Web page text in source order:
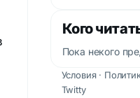
Кого
Пока некого
Условия·
Twitty